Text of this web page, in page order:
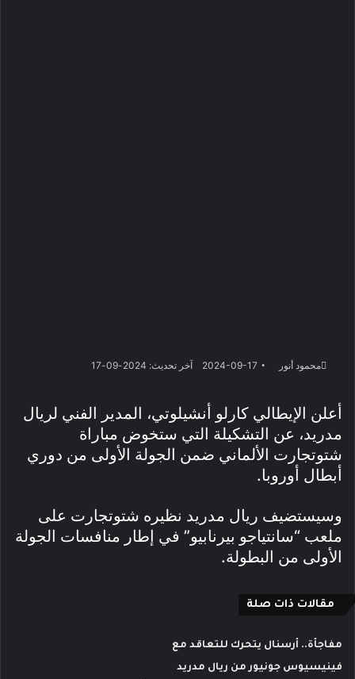
محمود أنور 2024-09-17 آخر تحديث: 2024-09-17
أعلن الإيطالي كارلو أنشيلوتي، المدير الفني لريال
مدريد، عن التشكيلة التي ستخوض مباراة
شتوتجارت الألماني ضمن الجولة الأولى من دوري
أبطال أوروبا.
وسيستضيف ريال مدريد نظيره شتوتجارت على
ملعب “سانتياجو بيرنابيو” في إطار منافسات الجولة
الأولى من البطولة.
مقالات ذات صلة
مفاجأة.. أرسنال يتحرك للتعاقد مع
فينيسيوس جونيور من ريال مدريد